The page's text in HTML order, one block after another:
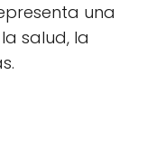
una
salud, la